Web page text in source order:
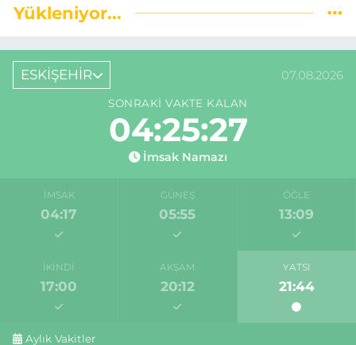
Yükleniyor...
ESKİŞEHİR 07.08.2026
SONRAKI VAKTE KALAN
04:25:27
İmsak Namazı
İMSAK
04:17
GÜNEŞ
05:55
ÖĞLE
13:09
İKINDI
17:00
AKŞAM
20:12
YATSI
21:44
Aylık Vakitler